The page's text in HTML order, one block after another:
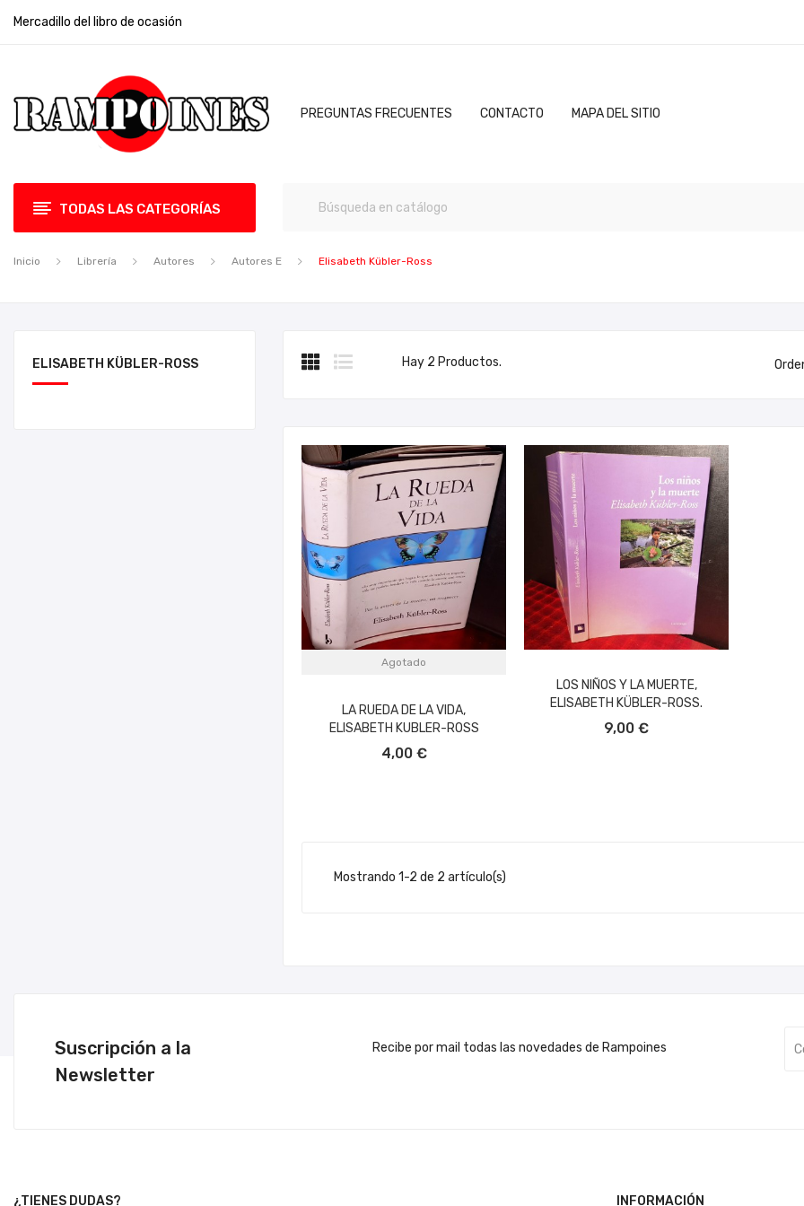
Mercadillo del libro de ocasión
PREGUNTAS FRECUENTES CONTACTO MAPA DEL SITIO
TODAS LAS CATEGORÍAS
Inicio Librería Autores Autores E Elisabeth Kübler-Ross
ELISABETH KÜBLER-ROSS Hay 2 Productos.
Agotado
LA RUEDA DE LA VIDA,
ELISABETH KUBLER-ROSS
4,00 €
LOS NIÑOS Y LA MUERTE,
ELISABETH KÜBLER-ROSS.
9,00 €
Mostrando 1-2 de 2 artículo(s)
Suscripción a la
Newsletter
Recibe por mail todas las novedades de Rampoines
¿TIENES DUDAS? INFORMACIÓN